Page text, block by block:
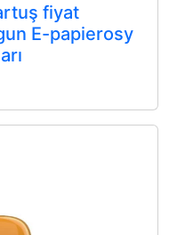
fiyat
E-papierosy